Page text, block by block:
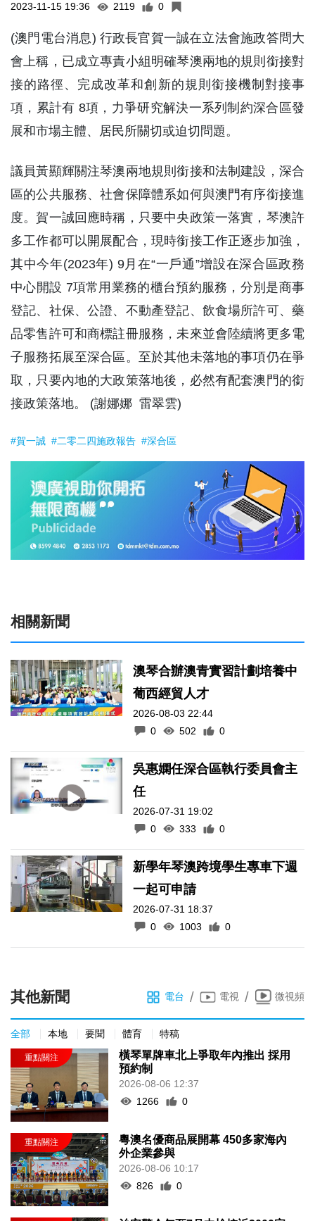
2023-11-15 19:36 2119 0
(澳門電台消息) 行政長官賀一誠在立法會施政答問大
會上稱，已成立專責小組明確琴澳兩地的規則銜接對
接的路徑、完成改革和創新的規則銜接機制對接事
項，累計有 8項，力爭研究解決一系列制約深合區發
展和市場主體、居民所關切或迫切問題。
議員黃顯輝關注琴澳兩地規則銜接和法制建設，深合
區的公共服務、社會保障體系如何與澳門有序銜接進
度。賀一誠回應時稱，只要中央政策一落實，琴澳許
多工作都可以開展配合，現時銜接工作正逐步加強，
其中今年(2023年) 9月在“一戶通”增設在深合區政務
中心開設 7項常用業務的櫃台預約服務，分別是商事
登記、社保、公證、不動產登記、飲食場所許可、藥
品零售許可和商標註冊服務，未來並會陸續將更多電
子服務拓展至深合區。至於其他未落地的事項仍在爭
取，只要內地的大政策落地後，必然有配套澳門的銜
接政策落地。 (謝娜娜 雷翠雲)
#賀一誠 #二零二四施政報告 #深合區
相關新聞
澳琴合辦澳青實習計劃培養中
葡西經貿人才
2026-08-03 22:44
0
502 0
吳惠嫻任深合區執行委員會主
任
2026-07-31 19:02
0
333 0
新學年琴澳跨境學生專車下週
一起可申請
2026-07-31 18:37
0
1003 0
其他新聞 電台 / 電視 / 微視頻
全部 本地 要聞 體育 特稿
橫琴單牌車北上爭取年內推出 採用
預約制
2026-08-06 12:37
1266
0
粵澳名優商品展開幕 450多家海內
外企業參與
2026-08-06 10:17
826
0